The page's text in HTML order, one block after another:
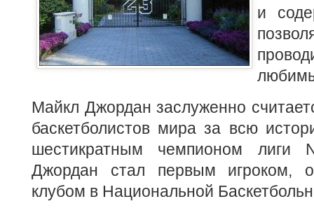
и
Майкл Джордан заслуженно
баскетболистов мира за всю
шестикратным чемпионом лиги
Джордан стал первым игроком,
клубом в Национальной